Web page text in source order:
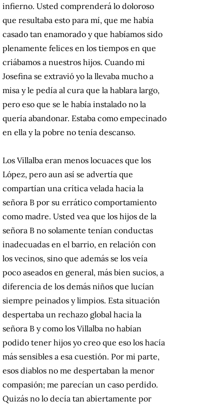
infierno. Usted comprenderá lo doloroso
que resultaba esto para mí, que me había
casado tan enamorado y que habíamos sido
plenamente felices en los tiempos en que
criábamos a nuestros hijos. Cuando mi
Josefina se extravió yo la llevaba mucho a
misa y le pedía al cura que la hablara largo,
pero eso que se le había instalado no la
quería abandonar. Estaba como empecinado
en ella y la pobre no tenía descanso.
Los Villalba eran menos locuaces que los
López, pero aun así se advertía que
compartían una crítica velada hacia la
señora B por su errático comportamiento
como madre. Usted vea que los hijos de la
señora B no solamente tenían conductas
inadecuadas en el barrio, en relación con
los vecinos, sino que además se los veía
poco aseados en general, más bien sucios, a
diferencia de los demás niños que lucían
siempre peinados y limpios. Esta situación
despertaba un rechazo global hacia la
señora B y como los Villalba no habían
podido tener hijos yo creo que eso los hacía
más sensibles a esa cuestión. Por mi parte,
esos diablos no me despertaban la menor
compasión; me parecían un caso perdido.
Quizás no lo decía tan abiertamente por